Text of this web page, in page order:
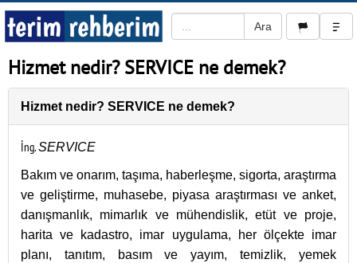
Hizmet nedir? SERVICE ne demek?
Hizmet nedir? SERVICE ne demek?
İng.SERVICE
Bakım ve onarım, taşıma, haberleşme, sigorta, araştırma
ve geliştirme, muhasebe, piyasa araştırması ve anket,
danışmanlık, mimarlık ve mühendislik, etüt ve proje,
harita ve kadastro, imar uygulama, her ölçekte imar
planı, tanıtım, basım ve yayım, temizlik, yemek